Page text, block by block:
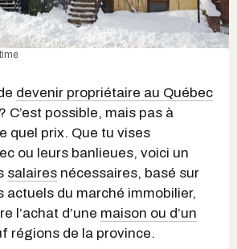
devenir propriétaire au Québec
? C’est possible, mais pas à
quel prix. Que tu vises
ou leurs banlieues, voici un
salaires nécessaires, basé sur
actuels du marché immobilier,
l’achat d’une maison ou d’un
régions de la province.